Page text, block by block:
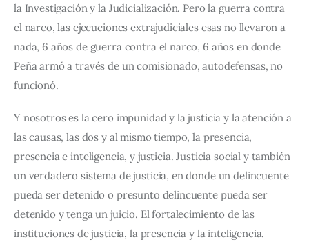
la Investigación y la Judicialización. Pero la guerra contra
el narco, las ejecuciones extrajudiciales esas no llevaron a
nada, 6 años de guerra contra el narco, 6 años en donde
Peña armó a través de un comisionado, autodefensas, no
funcionó.
Y nosotros es la cero impunidad y la justicia y la atención a
las causas, las dos y al mismo tiempo, la presencia,
presencia e inteligencia, y justicia. Justicia social y también
un verdadero sistema de justicia, en donde un delincuente
pueda ser detenido o presunto delincuente pueda ser
detenido y tenga un juicio. El fortalecimiento de las
instituciones de justicia, la presencia y la inteligencia.